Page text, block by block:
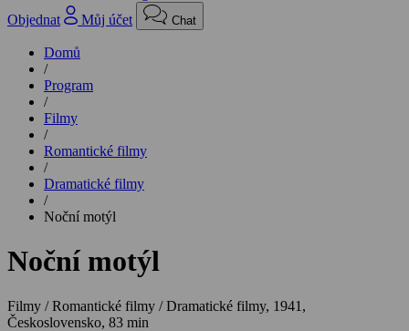
Objednat
Můj účet Chat
Domů
/
Program
/
Filmy
/
Romantické filmy
/
Dramatické filmy
/
Noční motýl
Noční motýl
Filmy / Romantické filmy / Dramatické filmy, 1941,
Československo, 83 min